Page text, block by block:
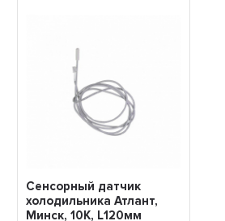
Сенсорный датчик
холодильника Атлант,
Минск, 10К, L120мм